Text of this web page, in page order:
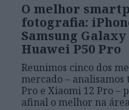
O melhor
fotografia:
Samsung
Huawei P50 Pro
Reunimos cinco dos
mercado – analisamos
Pro e Xiaomi 12 Pro –
afinal o melhor na